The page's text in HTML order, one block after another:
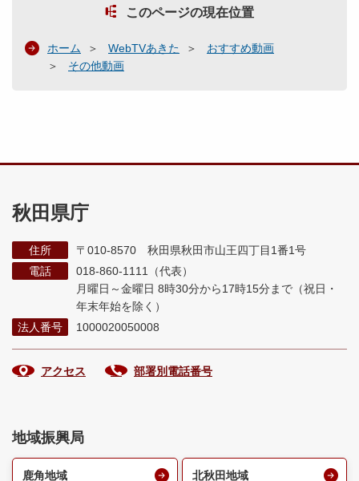
このページの現在位置
ホーム WebTVあきた
おすすめ動画
その他動画
秋田県庁
住所
〒010-8570 秋田県秋田市山王四丁目1番1号
電話
018-860-1111（代表）
月曜日～金曜日 8時30分から17時15分まで （祝日・
年末年始を除く）
法人番号
1000020050008
アクセス 部署別電話番号
地域振興局
鹿角地域 北秋田地域